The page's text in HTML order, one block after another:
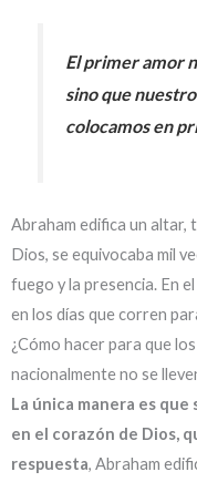
El primer amor
sino que
colocamos en
Abraham edifica un altar,
Dios, se equivocaba mil
fuego y la presencia. En
en los días que corren
¿Cómo hacer para que
nacionalmente no se
La única manera es
en el corazón de Dios,
respuesta, Abraham